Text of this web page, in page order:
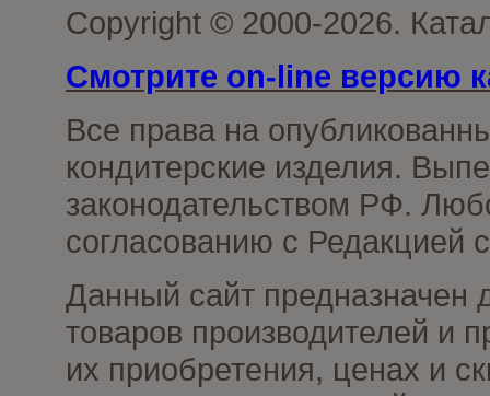
Copyright © 2000-2026.
Смотрите on-line версию
Все права на
кондитерские изделия.
законодательством РФ.
согласованию с Редакцией
Данный сайт предназначен
товаров производителей и
их приобретения, ценах и